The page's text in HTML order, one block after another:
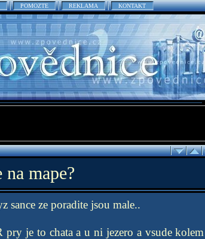
POMOZTE REKLAMA KONTAKT
mape?
sance ze poradite jsou male..
je to chata a u ni jezero a vsude kolem